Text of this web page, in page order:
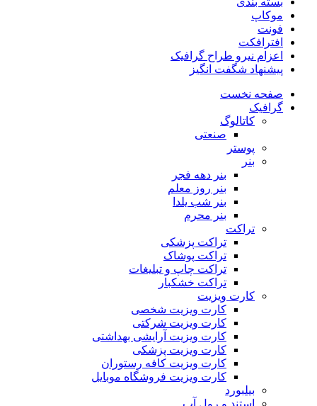
موکاپ
فونت
افترافکت
اعزام نیرو طراح گرافیک
پیشنهاد شگفت انگیز
صفحه نخست
گرافیک
کاتالوگ
صنعتی
پوستر
بنر
بنر دهه فجر
بنر روز معلم
بنر شب یلدا
بنر محرم
تراکت
تراکت پزشکی
تراکت پوشاک
تراکت چاپ و تبلیغات
تراکت خشکبار
کارت ویزیت
کارت ویزیت شخصی
کارت ویزیت شرکتی
کارت ویزیت آرایشی بهداشتی
کارت ویزیت پزشکی
کارت ویزیت کافه رستوران
کارت ویزیت فروشگاه موبایل
بیلبورد
استند و رول آپ